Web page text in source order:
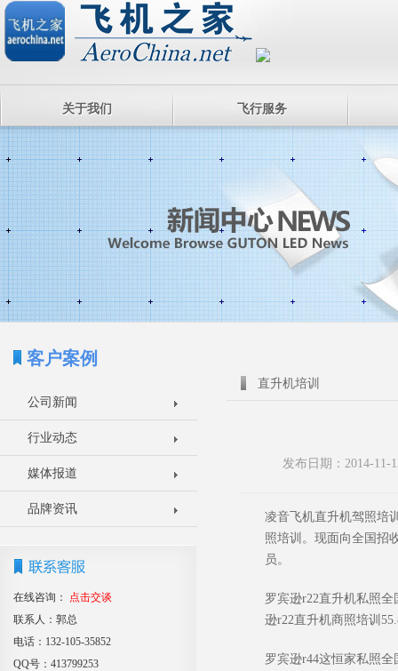
关于我们 飞行服务
客户案例
公司新闻
行业动态
媒体报道
品牌资讯
在线咨询：
点击交谈
联系人：郭总
电话：132-105-35852
QQ号：413799253
直升机培训
发布日期：2014-
凌音飞机直升机驾照培
照培训。现面向全国招
员。
罗宾逊r22直升机私照全
逊r22直升机商照培训
罗宾逊r44这恒家私照全